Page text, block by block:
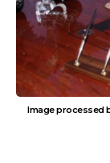
Image processed